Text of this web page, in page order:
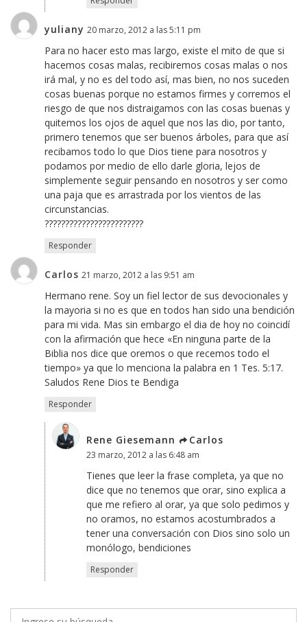
yuliany 20 marzo, 2012 a las 5:11 pm
Para no hacer esto mas largo, existe el mito de que si
hacemos cosas malas, recibiremos cosas malas o nos
irá mal, y no es del todo así, mas bien, no nos suceden
cosas buenas porque no estamos firmes y corremos el
riesgo de que nos distraigamos con las cosas buenas y
quitemos los ojos de aquel que nos las dio, por tanto,
primero tenemos que ser buenos árboles, para que así
recibamos todo lo que Dios tiene para nosotros y
podamos por medio de ello darle gloria, lejos de
simplemente seguir pensando en nosotros y ser como
una paja que es arrastrada por los vientos de las
circunstancias.
????????????????????????
Responder
Carlos 21 marzo, 2012 a las 9:51 am
Hermano rene. Soy un fiel lector de sus devocionales y
la mayoria si no es que en todos han sido una bendición
para mi vida. Mas sin embargo el dia de hoy no coincidí
con la afirmación que hece «En ninguna parte de la
Biblia nos dice que oremos o que recemos todo el
tiempo» ya que lo menciona la palabra en 1 Tes. 5:17.
Saludos Rene Dios te Bendiga
Responder
Rene Giesemann Carlos
23 marzo, 2012 a las 6:48 am
Tienes que leer la frase completa, ya que no
dice que no tenemos que orar, sino explica a
que me refiero al orar, ya que solo pedimos y
no oramos, no estamos acostumbrados a
tener una conversación con Dios sino solo un
monólogo, bendiciones
Responder